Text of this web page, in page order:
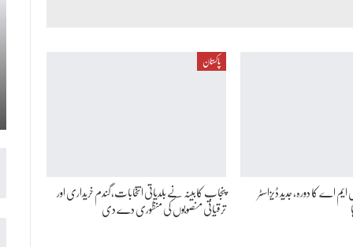
اے کا دورہ، جدید ڈیزاسٹر
پاکستان
پنجاب کابینہ نے بلدیاتی انتخابات، گندم خریداری اور
ترقیاتی منصوبوں کی منظوری دے دی